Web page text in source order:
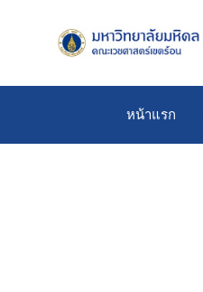
หน้าแรก